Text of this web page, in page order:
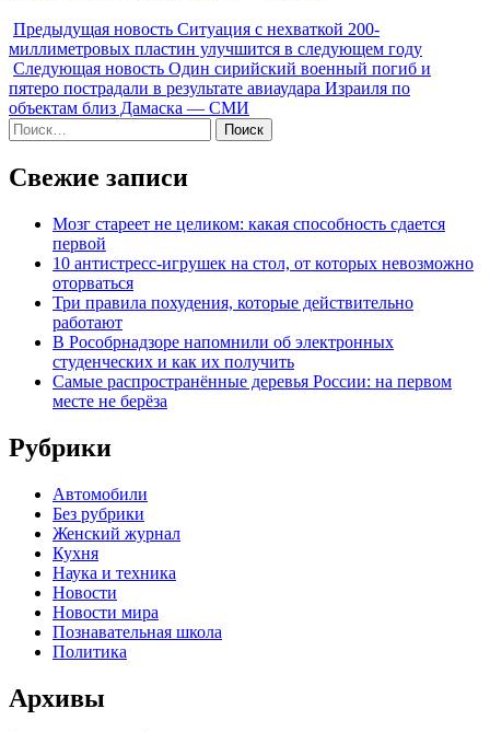
Предыдущая новость Ситуация с нехваткой 200-
миллиметровых пластин улучшится в следующем году
Следующая новость Один сирийский военный погиб и
пятеро пострадали в результате авиаудара Израиля по
объектам близ Дамаска — СМИ
Найти:
Свежие записи
Мозг стареет не целиком: какая способность сдается
первой
10 антистресс-игрушек на стол, от которых невозможно
оторваться
Три правила похудения, которые действительно
работают
В Рособрнадзоре напомнили об электронных
студенческих и как их получить
Самые распространённые деревья России: на первом
месте не берёза
Рубрики
Автомобили
Без рубрики
Женский журнал
Кухня
Наука и техника
Новости
Новости мира
Познавательная школа
Политика
Архивы